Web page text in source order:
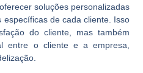
soluções personalizadas
de cada cliente. Isso
do cliente, mas também
entre o cliente e a empresa,